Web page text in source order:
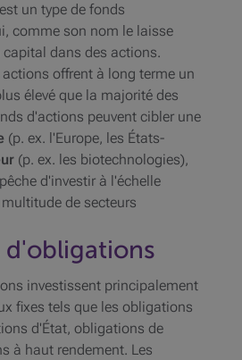
un type de fonds
comme son nom le laisse
capital dans des actions.
offrent à long terme un
élevé que la majorité des
d'actions peuvent cibler une
(p. ex. l'Europe, les États-
(p. ex. les biotechnologies),
d'investir à l'échelle
de secteurs
d'obligations
investissent principalement
fixes tels que les obligations
d'État, obligations de
à haut rendement. Les